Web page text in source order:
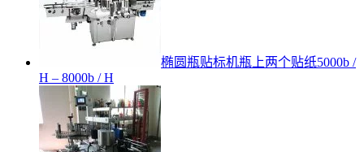
椭圆瓶贴标机瓶上两个贴纸5000b /
H – 8000b / H